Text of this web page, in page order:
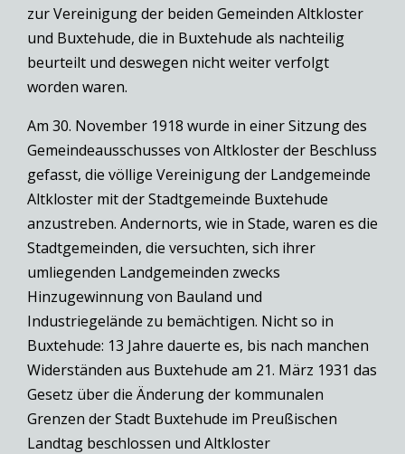
zur Vereinigung der beiden Gemeinden Altkloster
und Buxtehude, die in Buxtehude als nachteilig
beurteilt und deswegen nicht weiter verfolgt
worden waren.
Am 30. November 1918 wurde in einer Sitzung des
Gemeindeausschusses von Altkloster der Beschluss
gefasst, die völlige Vereinigung der Landgemeinde
Altkloster mit der Stadtgemeinde Buxtehude
anzustreben. Andernorts, wie in Stade, waren es die
Stadtgemeinden, die versuchten, sich ihrer
umliegenden Landgemeinden zwecks
Hinzugewinnung von Bauland und
Industriegelände zu bemächtigen. Nicht so in
Buxtehude: 13 Jahre dauerte es, bis nach manchen
Widerständen aus Buxtehude am 21. März 1931 das
Gesetz über die Änderung der kommunalen
Grenzen der Stadt Buxtehude im Preußischen
Landtag beschlossen und Altkloster